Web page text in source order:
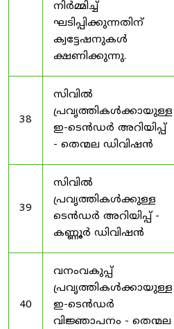
നിർമ്മിച്ച്
ഘടിപ്പിക്കുന്നതിന്
ക്വട്ടേഷനുകൾ
ക്ഷണിക്കുന്നു.
38
സിവിൽ
പ്രവൃത്തികൾക്കായുള്ള
ഇ-ടെൻഡർ അറിയിപ്പ്
- തെന്മല ഡിവിഷൻ
39
സിവിൽ
പ്രവൃത്തികൾക്കുള്ള
ടെൻഡർ അറിയിപ്പ് -
കണ്ണൂർ ഡിവിഷൻ
40
വനംവകുപ്പ്
പ്രവൃത്തികൾക്കായുള്ള
ഇ-ടെൻഡർ
വിജ്ഞാപനം - തെന്മല